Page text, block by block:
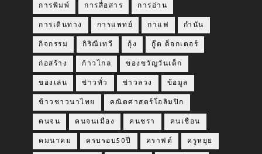
การพิมพ์ การสื่อสาร การอ่าน
การเดินทาง การแพทย์ กาแฟ กำนัน
กิจกรรม กิริณีเทวี กุ้ง กู๊ด ด็อกเตอร์
ก่อสร้าง ก้าวไกล ของขวัญวันเด็ก
ของเล่น ข่าวทั่ว ข่าวลวง ข้อมูล
ข้าวชาวนาไทย คณิตศาสตร์โอลิมปิก
คนจน คนจนเมือง คนชรา คนเชือน
คมนาคม ครบรอบ50ปี คราฟต์ ครูหยุย